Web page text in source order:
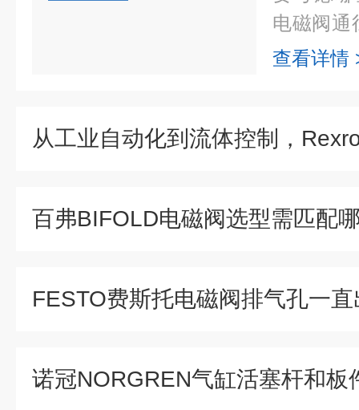
电磁阀通
流量需求
查看详情
FESTO费斯托电磁阀排气孔一